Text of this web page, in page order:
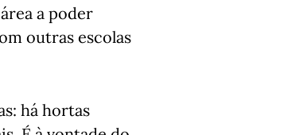
a poder
outras escolas
há hortas